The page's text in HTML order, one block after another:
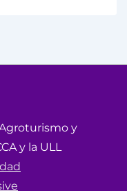
y
y la ULL